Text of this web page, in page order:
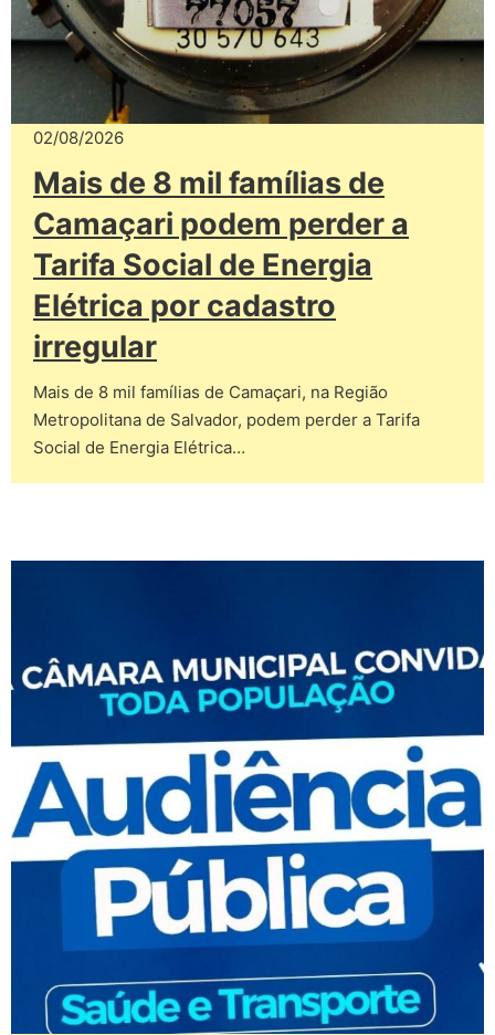
02/08/2026
Mais de 8 mil famílias de
Camaçari podem perder a
Tarifa Social de Energia
Elétrica por cadastro
irregular
Mais de 8 mil famílias de Camaçari, na Região
Metropolitana de Salvador, podem perder a Tarifa
Social de Energia Elétrica…